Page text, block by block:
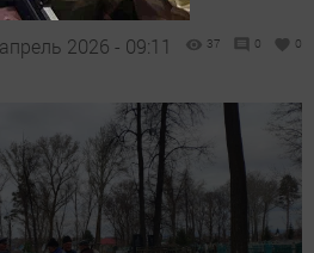
2026 - 09:11 37 0 0